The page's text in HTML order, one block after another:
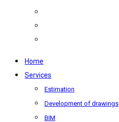
Home
Services
Estimation
Development of drawings
BIM